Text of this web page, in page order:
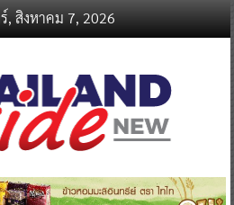
, สิงหาคม 7, 2026